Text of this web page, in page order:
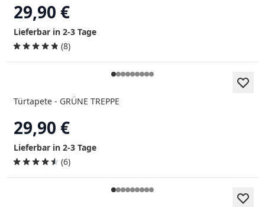
29,90 €
Lieferbar in 2-3 Tage
(8)
Türtapete - GRÜNE TREPPE
29,90 €
Lieferbar in 2-3 Tage
(6)